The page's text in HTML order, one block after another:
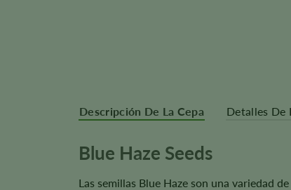
Descripción De La Cepa Detalles De
Blue Haze Seeds
Las semillas Blue Haze son una variedad